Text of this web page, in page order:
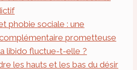
phobie sociale : une
prometteuse
libido fluctue-t-elle ?
les hauts et les bas du désir